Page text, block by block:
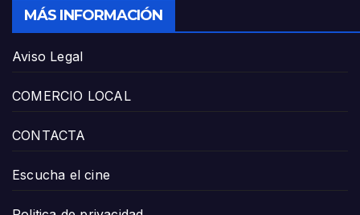
MÁS INFORMACIÓN
Aviso Legal
COMERCIO LOCAL
CONTACTA
Escucha el cine